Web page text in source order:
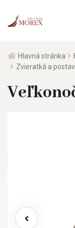
Hlavná stránka
Zvieratká a